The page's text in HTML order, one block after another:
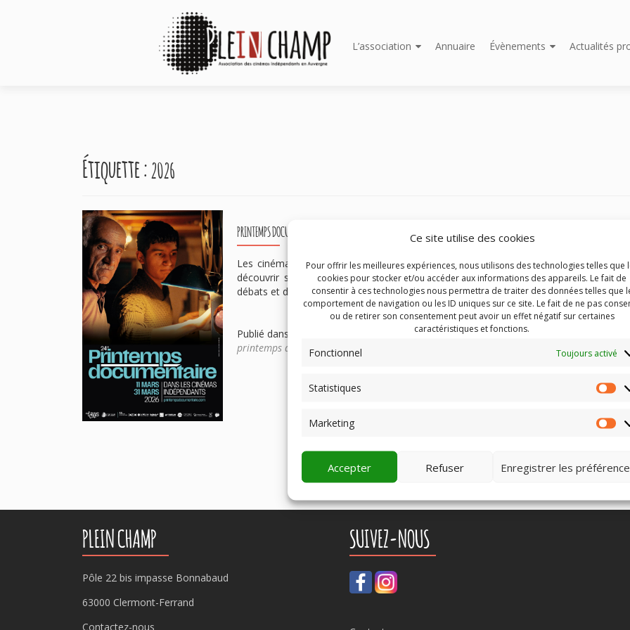
Ce site utilise des cookies
Pour offrir les meilleures expériences, nous utilisons des technologies telles que
cookies pour stocker et/ou accéder aux informations des appareils. Le fait de
consentir à ces technologies nous permettra de traiter des données telles que
comportement de navigation ou les ID uniques sur ce site. Le fait de ne pas
ou de retirer son consentement peut avoir un effet négatif sur certaines
caractéristiques et fonctions.
Fonctionnel Toujours activé
Statistiques
Marketing
Accepter Refuser Enregistrer les
au
L’association Annuaire Évènements Actualités
Étiquette :2026
PRINTEMPS DOCUMENTAIRE 2026
Les cinémas indépendants des réseaux de salles Plein Champ et Les Ecrans
découvrir sur grand écran une sélection de documentaires de qualité,
débats et de rencontres du 11 au 31 mars 2026.
Publié dans Printemps Documentaire Identifié
printemps documentaire
PLEIN CHAMP
Pôle 22 bis impasse Bonnabaud
63000 Clermont-Ferrand
Contactez-nous
SUIVEZ-NOUS